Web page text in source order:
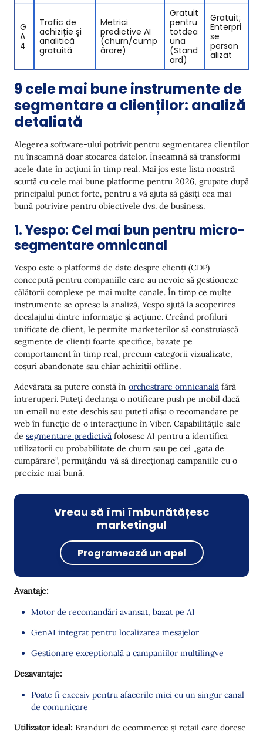
G
A
4
Trafic de
achiziție și
analitică
gratuită
Metrici
predictive AI
(churn/cump
ărare)
Gratuit
pentru
totdea
una
(Stand
ard)
Gratuit;
Enterpri
se
person
alizat
9 cele mai bune instrumente de
segmentare a clienților: analiză
detaliată
Alegerea software-ului potrivit pentru segmentarea clienților
nu înseamnă doar stocarea datelor. Înseamnă să transformi
acele date în acțiuni în timp real. Mai jos este lista noastră
scurtă cu cele mai bune platforme pentru 2026, grupate după
principalul punct forte, pentru a vă ajuta să găsiți cea mai
bună potrivire pentru obiectivele dvs. de business.
1. Yespo: Cel mai bun pentru micro-
segmentare omnicanal
Yespo este o platformă de date despre clienți (CDP)
concepută pentru companiile care au nevoie să gestioneze
călătorii complexe pe mai multe canale. În timp ce multe
instrumente se opresc la analiză, Yespo ajută la acoperirea
decalajului dintre informație și acțiune. Creând profiluri
unificate de client, le permite marketerilor să construiască
segmente de clienți foarte specifice, bazate pe
comportament în timp real, precum categorii vizualizate,
coșuri abandonate sau chiar achiziții offline.
Adevărata sa putere constă în orchestrare omnicanală fără
întreruperi. Puteți declanșa o notificare push pe mobil dacă
un email nu este deschis sau puteți afișa o recomandare pe
web în funcție de o interacțiune în Viber. Capabilitățile sale
de segmentare predictivă folosesc AI pentru a identifica
utilizatorii cu probabilitate de churn sau pe cei „gata de
cumpărare”, permițându-vă să direcționați campaniile cu o
precizie mai bună.
Vreau să îmi îmbunătățesc
marketingul
Programează un apel
Avantaje:
Motor de recomandări avansat, bazat pe AI
GenAI integrat pentru localizarea mesajelor
Gestionare excepțională a campaniilor multilingve
Dezavantaje:
Poate fi excesiv pentru afacerile mici cu un singur canal
de comunicare
Utilizator ideal: Branduri de ecommerce și retail care doresc